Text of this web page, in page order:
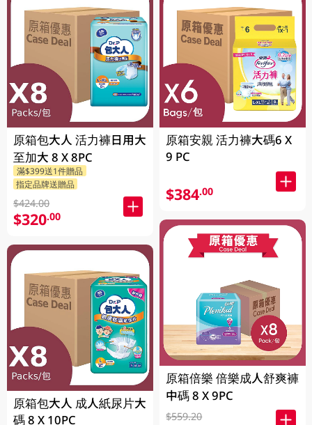
原箱包大人 活力褲日用大
至加大 8 X 8PC
滿$399送1件贈品
指定品牌送贈品
$424.00
$320.00
原箱包大人 成人紙尿片大
碼 8 X 10PC
原箱安親 活力褲大碼6 X
9 PC
$384.00
原箱倍樂 倍樂成人舒爽褲
中碼 8 X 9PC
$559.20